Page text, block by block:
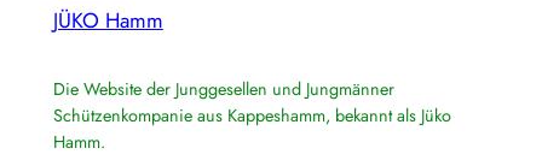
JÜKO Hamm
Die Website der Junggesellen und Jungmänner
Schützenkompanie aus Kappeshamm, bekannt als Jüko
Hamm.